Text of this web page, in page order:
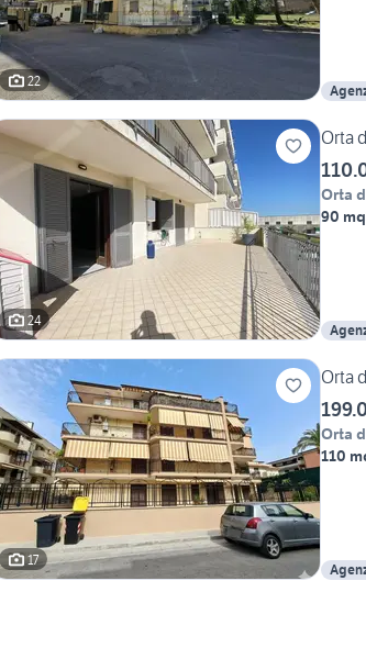
22
24
Orta
Orta
90 mq
17
Orta
Orta
110